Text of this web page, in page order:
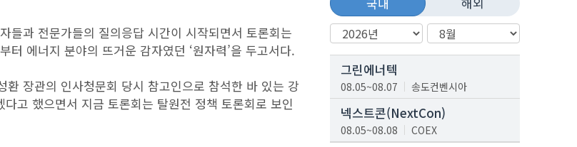
들과 전문가들의 질의응답 시간이 시작되면서 토론회는
에너지 분야의 뜨거운 감자였던 ‘원자력’을 두고서다.
장관의 인사청문회 당시 참고인으로 참석한 바 있는 강
고 했으면서 지금 토론회는 탈원전 정책 토론회로 보인
그린에너텍
08.05~08.07 송도컨벤시아
넥스트콘(NextCon)
08.05~08.08 COEX